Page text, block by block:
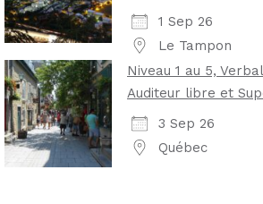
1 Sep 26
Le Tampon
Niveau 1 au 5,
Auditeur libre et
3 Sep 26
Québec